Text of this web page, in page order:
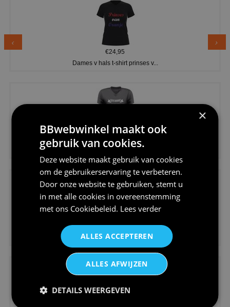
€24,95
Dames v hals t-shirt prinses v...
€24,95
€24,95
V-hals shirt rood wit blauw st...
×
BBwebwinkel maakt ook
gebruik van cookies.
Deze website maakt gebruik van cookies
om de gebruikerservaring te verbeteren.
Door onze website te gebruiken, stemt u
in met alle cookies in overeenstemming
met ons Cookiebeleid. Lees verder
ALLES ACCEPTEREN
ALLES AFWIJZEN
DETAILS WEERGEVEN